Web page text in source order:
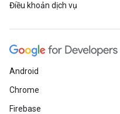
Điều khoản dịch vụ
Android
Chrome
Firebase